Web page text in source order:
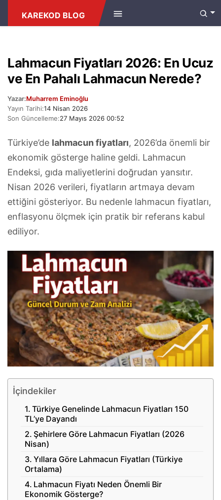
KAFE & RESTORAN FIYATLARI
KAREKOD BLOG
Lahmacun Fiyatları 2026: En Ucuz
ve En Pahalı Lahmacun Nerede?
Yazar:Muharrem Eminoğlu
Yayın Tarihi:14 Nisan 2026
Son Güncelleme:27 Mayıs 2026 00:52
Türkiye’de lahmacun fiyatları, 2026’da önemli bir
ekonomik gösterge haline geldi. Lahmacun
Endeksi, gıda maliyetlerini doğrudan yansıtır.
Nisan 2026 verileri, fiyatların artmaya devam
ettiğini gösteriyor. Bu nedenle lahmacun fiyatları,
enflasyonu ölçmek için pratik bir referans kabul
ediliyor.
İçindekiler
Türkiye Genelinde Lahmacun Fiyatları 150
TL’ye Dayandı
Şehirlere Göre Lahmacun Fiyatları (2026
Nisan)
Yıllara Göre Lahmacun Fiyatları (Türkiye
Ortalama)
Lahmacun Fiyatı Neden Önemli Bir
Ekonomik Gösterge?